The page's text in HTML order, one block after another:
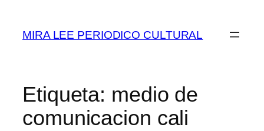
contenido
MIRA LEE PERIODICO CULTURAL
Etiqueta: medio de
comunicacion cali